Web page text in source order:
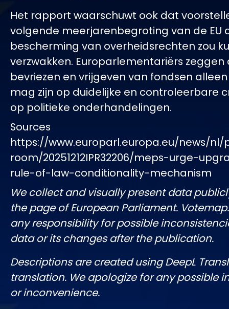
Het rapport waarschuwt ook dat
volgende meerjarenbegroting van de EU
bescherming van overheidsrechten zou
verzwakken. Europarlementariërs
bevriezen en vrijgeven van fondsen
mag zijn op duidelijke en controleerbare
op politieke onderhandelingen.
Sources
https://www.europarl.europa.eu/news/nl/
room/20251212IPR32206/meps-urge-
rule-of-law-conditionality-mechanism
We collect and visually present data
the page of European Parliament.
any responsibility for possible
data or its changes after the publication.
Descriptions are created using DeepL
translation. We apologize for any possible
or inconvenience.